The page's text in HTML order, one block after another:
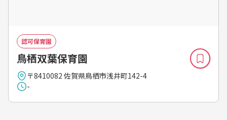
認可保育園
鳥栖双葉保育園
〒8410082 佐賀県鳥栖市浅井町142-4
-